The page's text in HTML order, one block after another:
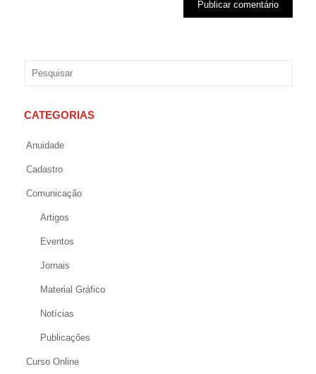
CATEGORIAS
Anuidade
Cadastro
Comunicação
Artigos
Eventos
Jornais
Material Gráfico
Notícias
Publicações
Curso Online